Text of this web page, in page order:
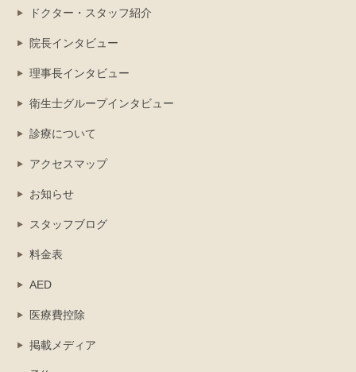
ドクター・スタッフ紹介
院長インタビュー
理事長インタビュー
衛生士グループインタビュー
診療について
アクセスマップ
お知らせ
スタッフブログ
料金表
AED
医療費控除
掲載メディア